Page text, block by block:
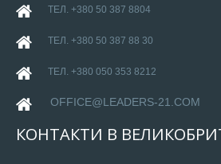
ТЕЛ. +380 50 387 8804
ТЕЛ. +380 50 387 88 30
ТЕЛ. +380 050 353 8212
OFFICE@LEADERS-21.COM
КОНТАКТИ В